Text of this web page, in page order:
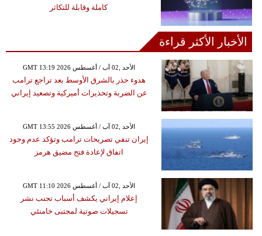
كاملة وقابلة للتكاثر
الأخبار الأكثر قراءة
GMT 13:19 2026 الأحد ,02 آب / أغسطس
هدوء حذر بالشرق الأوسط بعد تراجع ترامب
عن الضربة وتحذيرات أميركية وتصعيد إيراني
GMT 13:55 2026 الأحد ,02 آب / أغسطس
إيران تنفي تصريحات ترامب وتؤكد عدم وجود
اتفاق لإعادة فتح مضيق هرمز
GMT 11:10 2026 الأحد ,02 آب / أغسطس
إعلام إيراني يكشف أسباب تجنب نشر
تسجيلات صوتية لمجتبى خامنئي